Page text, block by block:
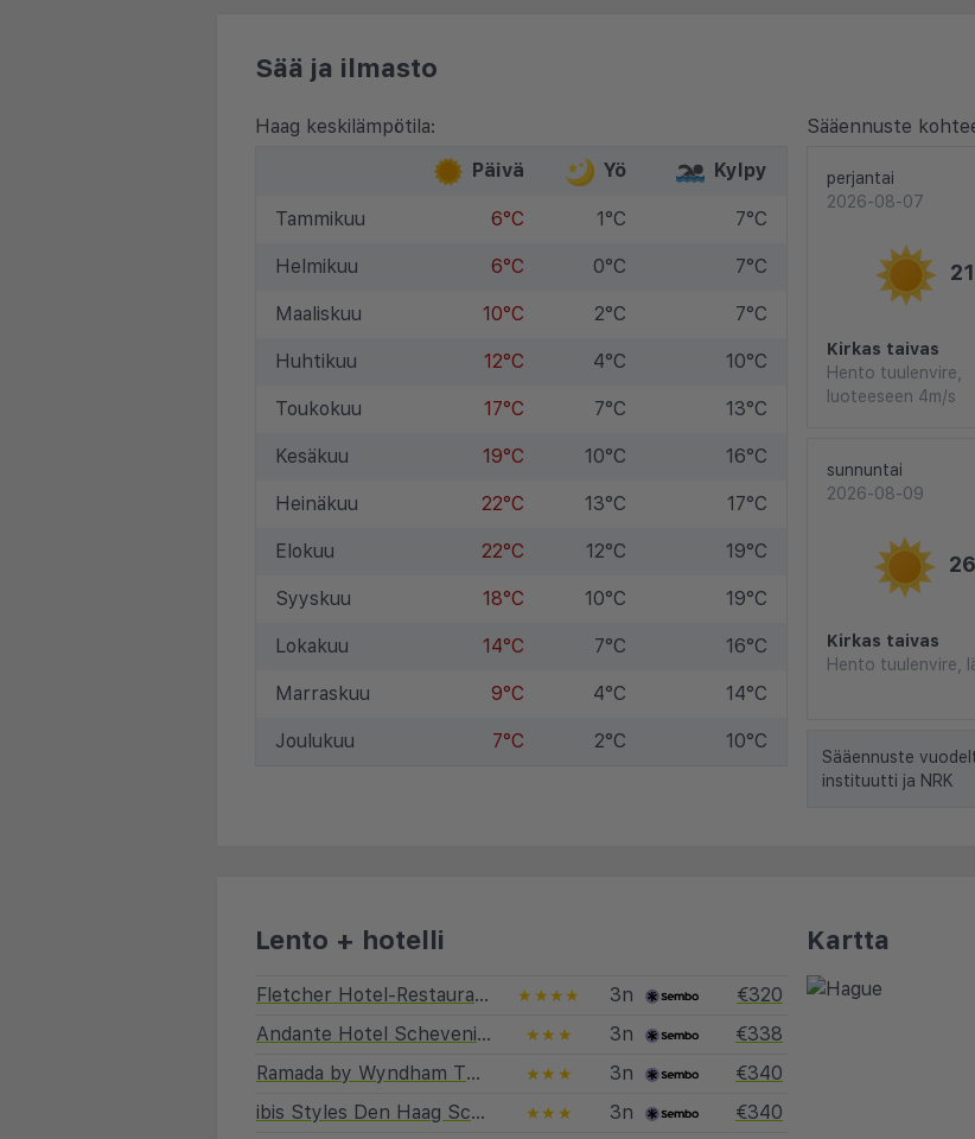
Sää ja ilmasto
Haag keskilämpötila:
Päivä
Yö Kylpy
Tammikuu 6°C 1°C 7°C
Helmikuu 6°C 0°C 7°C
Maaliskuu 10°C 2°C 7°C
Huhtikuu 12°C 4°C 10°C
Toukokuu 17°C 7°C 13°C
Kesäkuu 19°C 10°C 16°C
Heinäkuu 22°C 13°C 17°C
Elokuu 22°C 12°C 19°C
Syyskuu 18°C 10°C 19°C
Lokakuu 14°C 7°C 16°C
Marraskuu 9°C 4°C 14°C
Joulukuu 7°C 2°C 10°C
Sääennuste
perjantai
2026-08-07
Kirkas taivas
Hento tuulenvire,
luoteeseen 4m/s
sunnuntai
2026-08-09
Kirkas taivas
Hento tuulenvire,
Sääennuste
instituutti ja NRK
Lento + hotelli
Fletcher Hotel-Restaurant Scheveningen ★★★★ 3n
€320
Andante Hotel Scheveningen / Den Haag
★★★ 3n
€338
Ramada by Wyndham The Hague Scheveningen
★★★ 3n
€340
ibis Styles Den Haag Scheveningen
★★★ 3n
€340
Kartta